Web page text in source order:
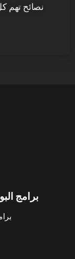
نصائح تهم
برامج